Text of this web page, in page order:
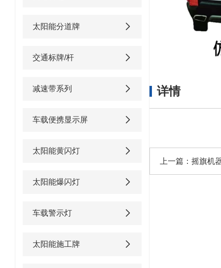
太阳能分道牌
交通标牌/杆
减速带系列
车载便携显示屏
太阳能黄闪灯
太阳能爆闪灯
车载警示灯
太阳能施工牌
详情
上一篇：摇旗机